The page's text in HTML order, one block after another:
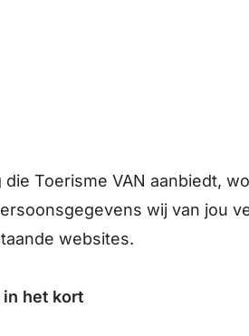
Toerisme VAN aanbiedt,
wij van jou
websites.
het kort